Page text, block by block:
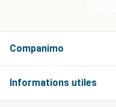
Companimo
Informations